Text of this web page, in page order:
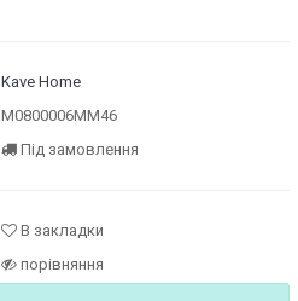
Kave Home
M0800006MM46
Під замовлення
В закладки
порівняння